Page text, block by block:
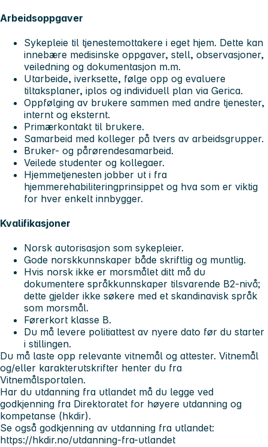
Arbeidsoppgaver
Sykepleie til tjenestemottakere i eget hjem. Dette kan
innebære medisinske oppgaver, stell, observasjoner,
veiledning og dokumentasjon m.m.
Utarbeide, iverksette, følge opp og evaluere
tiltaksplaner, iplos og individuell plan via Gerica.
Oppfølging av brukere sammen med andre tjenester,
internt og eksternt.
Primærkontakt til brukere.
Samarbeid med kolleger på tvers av arbeidsgrupper.
Bruker- og pårørendesamarbeid.
Veilede studenter og kollegaer.
Hjemmetjenesten jobber ut i fra
hjemmerehabiliteringprinsippet og hva som er viktig
for hver enkelt innbygger.
Kvalifikasjoner
Norsk autorisasjon som sykepleier.
Gode norskkunnskaper både skriftlig og muntlig.
Hvis norsk ikke er morsmålet ditt må du
dokumentere språkkunnskaper tilsvarende B2-nivå;
dette gjelder ikke søkere med et skandinavisk språk
som morsmål.
Førerkort klasse B.
Du må levere politiattest av nyere dato før du starter
i stillingen.
Du må laste opp relevante vitnemål og attester. Vitnemål
og/eller karakterutskrifter henter du fra
Vitnemålsportalen.
Har du utdanning fra utlandet må du legge ved
godkjenning fra Direktoratet for høyere utdanning og
kompetanse (hkdir).
Se også godkjenning av utdanning fra utlandet:
https://hkdir.no/utdanning-fra-utlandet